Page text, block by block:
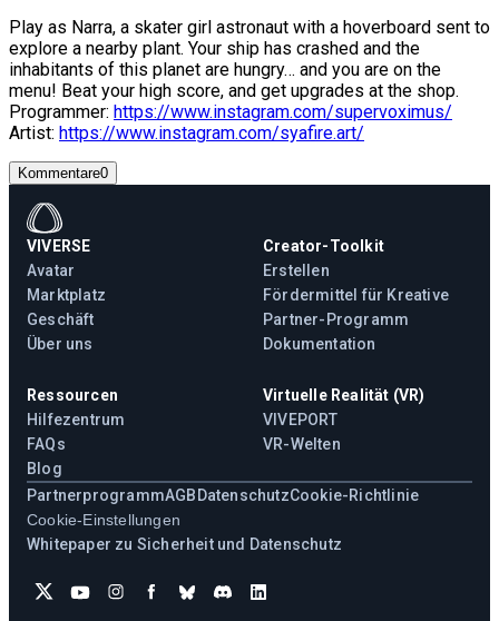
Play as Narra, a skater girl astronaut with a hoverboard sent to
explore a nearby plant. Your ship has crashed and the
inhabitants of this planet are hungry… and you are on the
menu! Beat your high score, and get upgrades at the shop.
Programmer: https://www.instagram.com/supervoximus/
Artist: https://www.instagram.com/syafire.art/
Kommentare0
VIVERSE
Avatar
Marktplatz
Geschäft
Über uns
Creator-Toolkit
Erstellen
Fördermittel für Kreative
Partner-Programm
Dokumentation
Ressourcen
Hilfezentrum
FAQs
Blog
Virtuelle Realität (VR)
VIVEPORT
VR-Welten
PartnerprogrammAGBDatenschutzCookie-Richtlinie
Cookie-Einstellungen
Whitepaper zu Sicherheit und Datenschutz